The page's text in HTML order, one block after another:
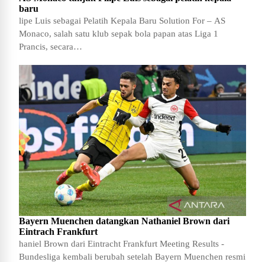
baru
lipe Luis sebagai Pelatih Kepala Baru Solution For – AS
Monaco, salah satu klub sepak bola papan atas Liga 1
Prancis, secara…
Bayern Muenchen datangkan Nathaniel Brown dari
Eintrach Frankfurt
haniel Brown dari Eintracht Frankfurt Meeting Results -
Bundesliga kembali berubah setelah Bayern Muenchen resmi